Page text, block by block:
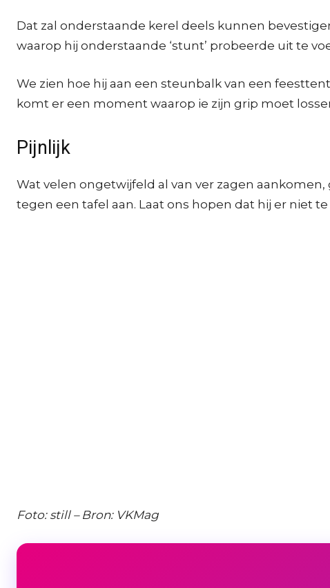
Dat zal onderstaande kerel deels kunnen
waarop hij onderstaande ‘stunt’ probeerde uit te
We zien hoe hij aan een steunbalk van een
komt er een moment waarop ie zijn grip moet
Pijnlijk
Wat velen ongetwijfeld al van ver zagen
tegen een tafel aan. Laat ons hopen dat hij er niet
Foto: still – Bron: VKMag